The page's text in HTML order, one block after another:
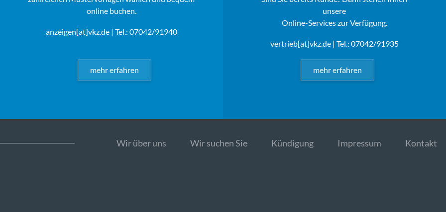
online buchen.
anzeigen[at]vkz.de| Tel.: 07042/91940
mehr erfahren
unsere
Online-Services zur Verfügung.
vertrieb[at]vkz.de| Tel.: 07042/91935
mehr erfahren
Wir über uns Wir suchen Sie Kündigung Impressum Kontakt